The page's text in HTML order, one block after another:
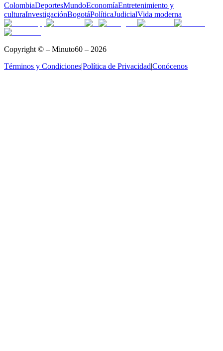
ColombiaDeportesMundoEconomíaEntretenimiento y
culturaInvestigaciónBogotáPolíticaJudicialVida moderna
Copyright © – Minuto60 – 2026
Términos y Condiciones|Política de Privacidad|Conócenos